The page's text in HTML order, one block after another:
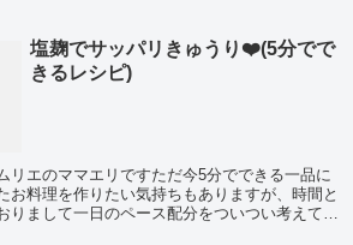
塩麹でサッパリきゅうり❤️(5分でで
きるレシピ)
リエのママエリですただ今5分でできる一品に
お料理を作りたい気持ちもありますが、時間と
りまして一日のペース配分をついつい考えてし